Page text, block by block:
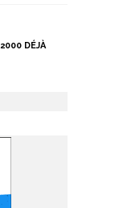
DÉJÀ